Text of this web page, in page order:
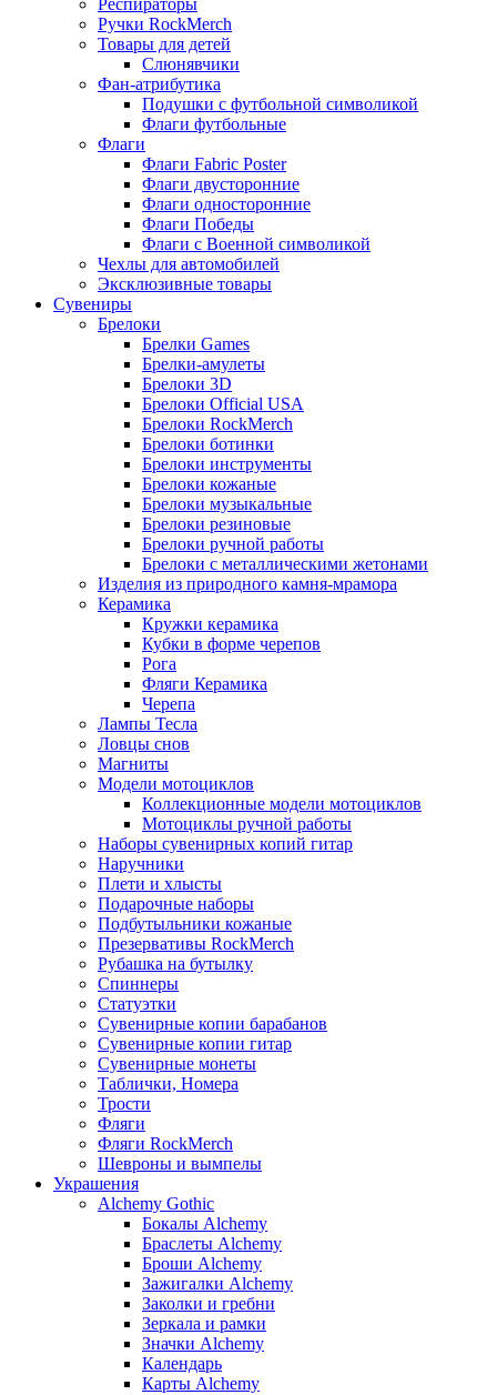
Респираторы
Ручки RockMerch
Товары для детей
Слюнявчики
Фан-атрибутика
Подушки с футбольной символикой
Флаги футбольные
Флаги
Флаги Fabric Poster
Флаги двусторонние
Флаги односторонние
Флаги Победы
Флаги с Военной символикой
Чехлы для автомобилей
Эксклюзивные товары
Сувениры
Брелоки
Брелки Games
Брелки-амулеты
Брелоки 3D
Брелоки Official USA
Брелоки RockMerch
Брелоки ботинки
Брелоки инструменты
Брелоки кожаные
Брелоки музыкальные
Брелоки резиновые
Брелоки ручной работы
Брелоки с металлическими жетонами
Изделия из природного камня-мрамора
Керамика
Кружки керамика
Кубки в форме черепов
Рога
Фляги Керамика
Черепа
Лампы Тесла
Ловцы снов
Магниты
Модели мотоциклов
Коллекционные модели мотоциклов
Мотоциклы ручной работы
Наборы сувенирных копий гитар
Наручники
Плети и хлысты
Подарочные наборы
Подбутыльники кожаные
Презервативы RockMerch
Рубашка на бутылку
Спиннеры
Статуэтки
Сувенирные копии барабанов
Сувенирные копии гитар
Сувенирные монеты
Таблички, Номера
Трости
Фляги
Фляги RockMerch
Шевроны и вымпелы
Украшения
Alchemy Gothic
Бокалы Alchemy
Браслеты Alchemy
Броши Alchemy
Зажигалки Alchemy
Заколки и гребни
Зеркала и рамки
Значки Alchemy
Календарь
Карты Alchemy